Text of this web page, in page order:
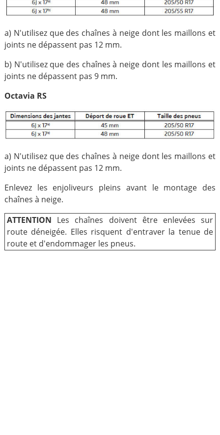
a) N'utilisez que des chaînes à neige dont les maillons et
joints ne dépassent pas 12 mm.
b) N'utilisez que des chaînes à neige dont les maillons et
joints ne dépassent pas 9 mm.
Octavia RS
a) N'utilisez que des chaînes à neige dont les maillons et
joints ne dépassent pas 12 mm.
Enlevez les enjoliveurs pleins avant le montage des
chaînes à neige.
ATTENTION Les chaînes doivent être enlevées sur
route déneigée. Elles risquent d'entraver la tenue de
route et d'endommager les pneus.